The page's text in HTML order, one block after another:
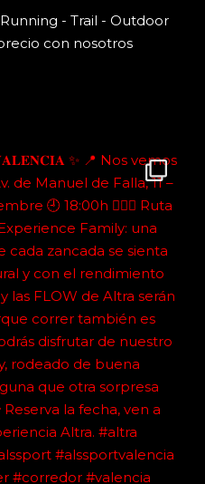
- Trail - Outdoor
con nosotros